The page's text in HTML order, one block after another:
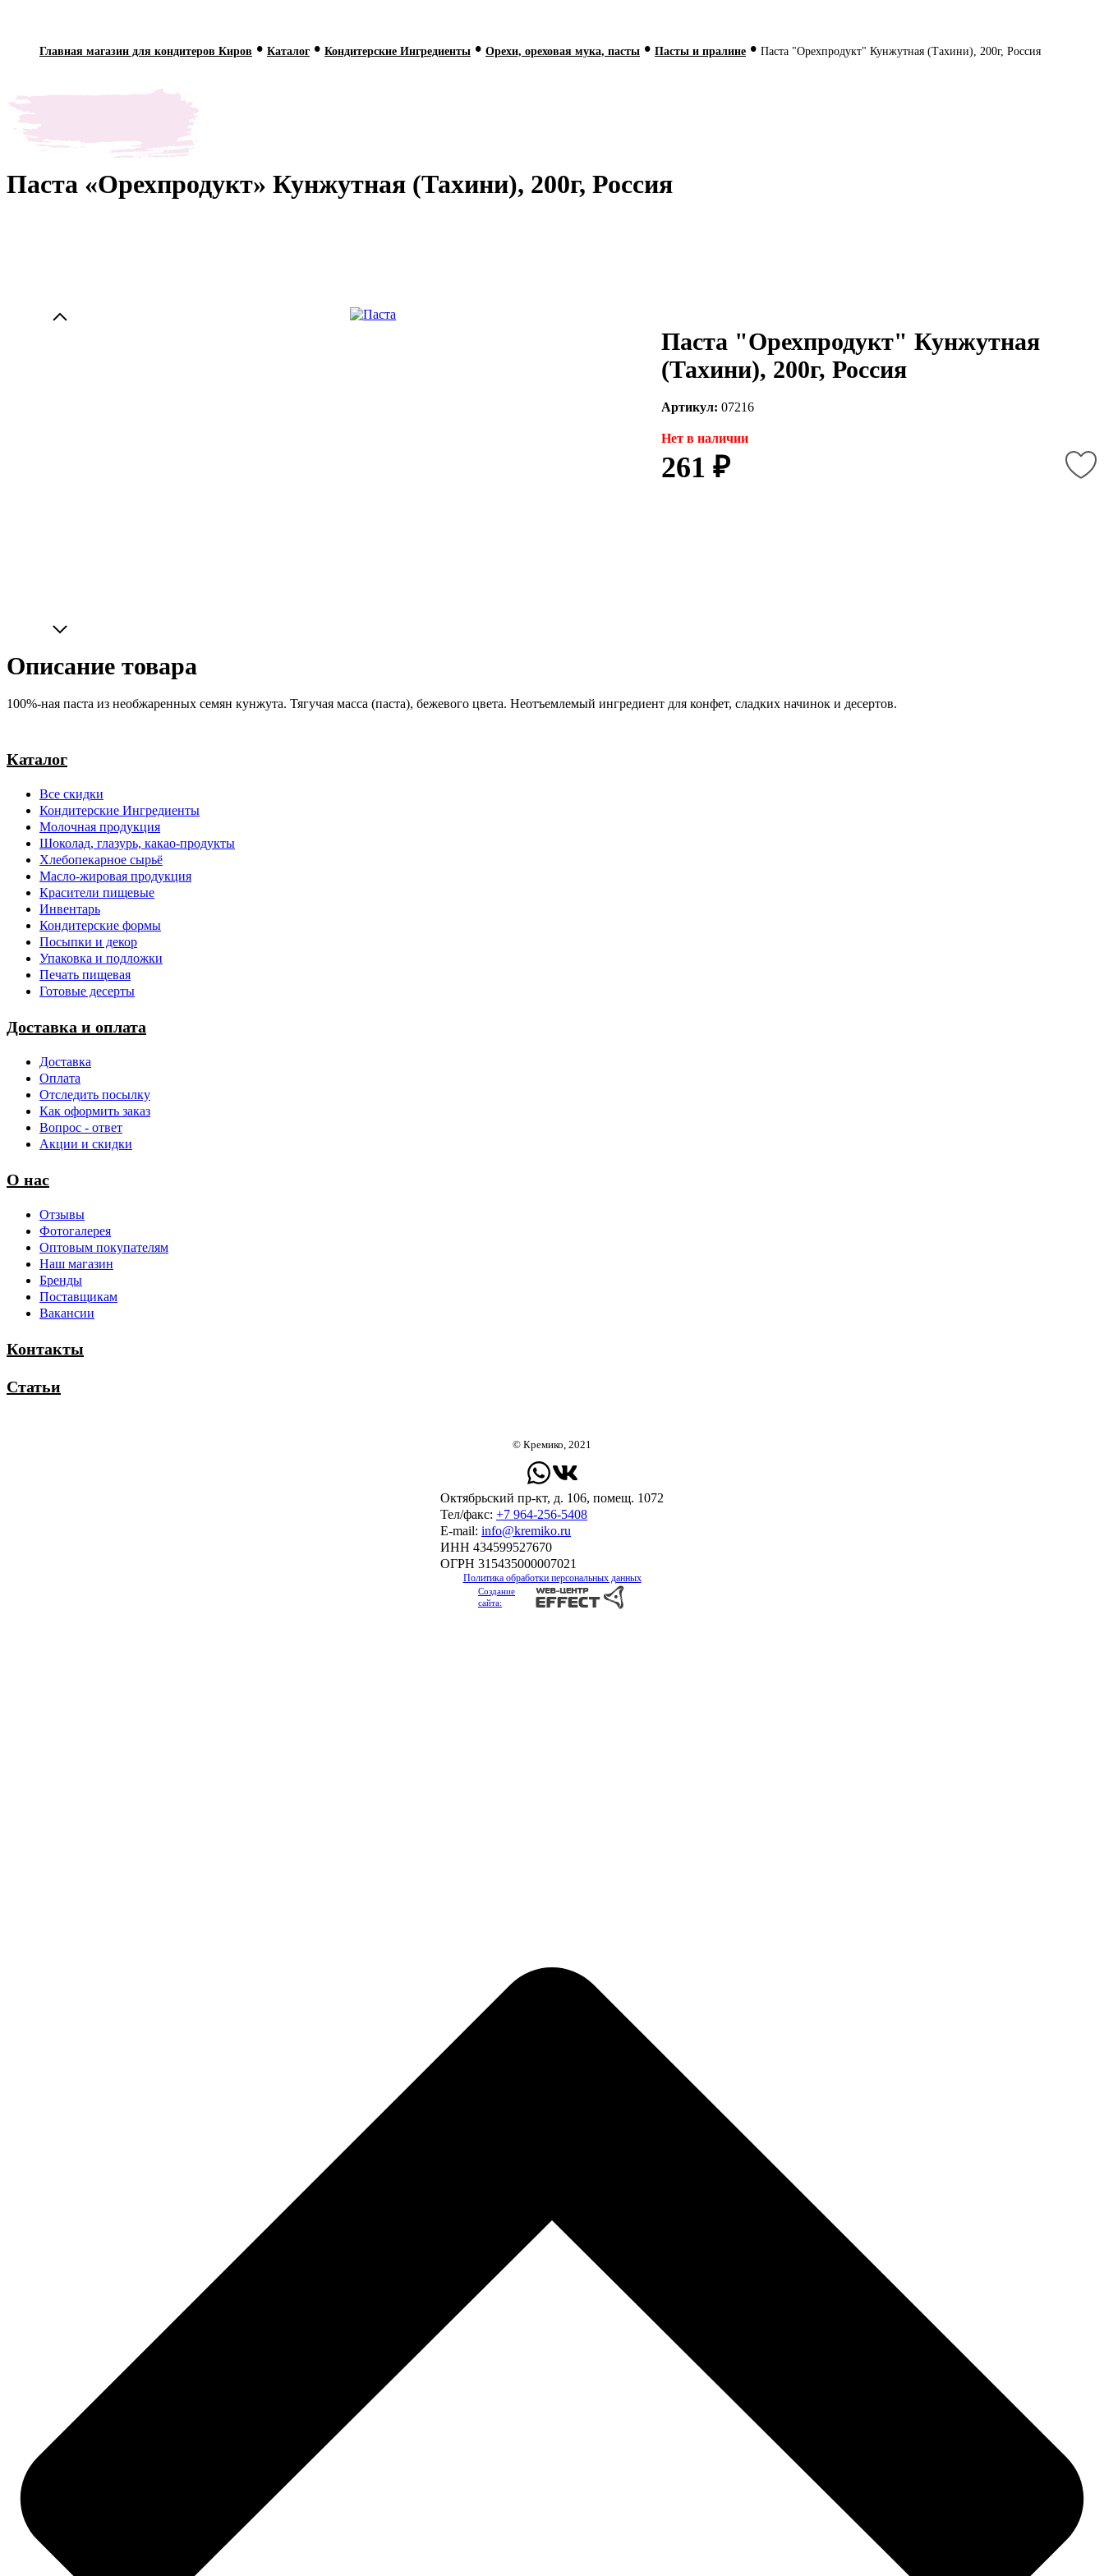
Главная магазин для кондитеров Киров • Каталог • Кондитерские Ингредиенты • Орехи, ореховая мука, пасты • Пасты и пралине • Паста "Орехпродукт" Кунжутная (Тахини), 200г, Россия
Паста «Орехпродукт» Кунжутная (Тахини), 200г, Россия
Паста "Орехпродукт" Кунжутная
(Тахини), 200г, Россия
Артикул: 07216
Нет в наличии
261 ₽
Описание товара
100%-ная паста из необжаренных семян кунжута. Тягучая масса (паста), бежевого цвета. Неотъемлемый ингредиент для конфет, сладких начинок и десертов.
Каталог
Все скидки
Кондитерские Ингредиенты
Молочная продукция
Шоколад, глазурь, какао-продукты
Хлебопекарное сырьё
Масло-жировая продукция
Красители пищевые
Инвентарь
Кондитерские формы
Посыпки и декор
Упаковка и подложки
Печать пищевая
Готовые десерты
Доставка и оплата
Доставка
Оплата
Отследить посылку
Как оформить заказ
Вопрос - ответ
Акции и скидки
О нас
Отзывы
Фотогалерея
Оптовым покупателям
Наш магазин
Бренды
Поставщикам
Вакансии
Контакты
Статьи
© Кремико, 2021
Октябрьский пр-кт, д. 106, помещ. 1072
Тел/факс: +7 964-256-5408
Е-mail: info@kremiko.ru
ИНН 434599527670
ОГРН 315435000007021
Политика обработки персональных данных
Создание
сайта: